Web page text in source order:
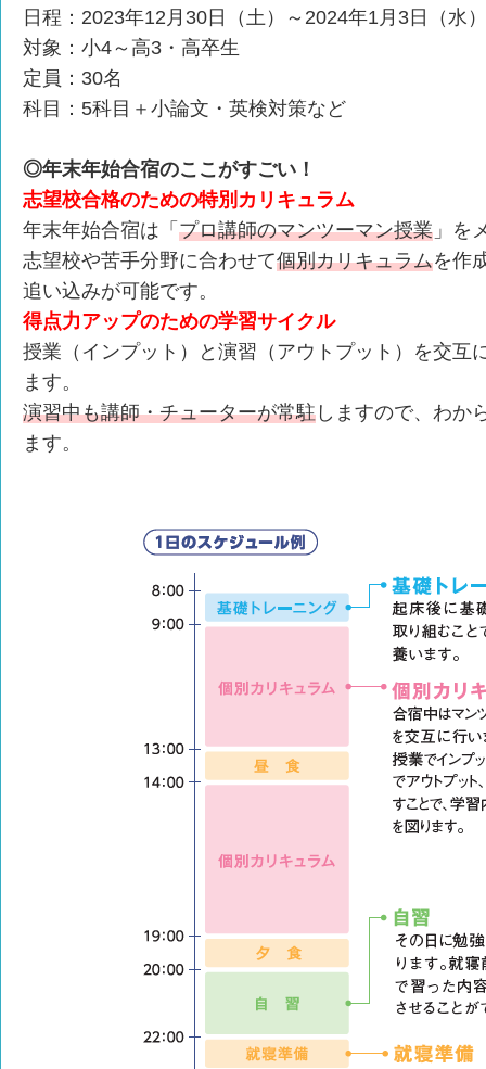
日程：2023年12月30日（土）～2024年1月3日（
対象：小4～高3・高卒生
定員：30名
科目：5科目＋小論文・英検対策など
◎年末年始合宿のここがすごい！
志望校合格のための特別カリキュラム
年末年始合宿は「 プロ講師のマンツーマン授業 」を
志望校や苦手分野に合わせて個別カリキュラムを作
追い込みが可能です。
得点力アップのための学習サイクル
授業（インプット）と演習（アウトプット）を交互
ます。
演習中も講師・チューターが常駐 しますので、わか
ます。